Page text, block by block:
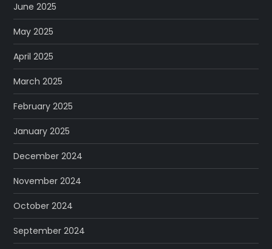
June 2025
May 2025
April 2025
March 2025
February 2025
January 2025
December 2024
November 2024
October 2024
September 2024